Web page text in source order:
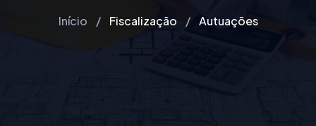
Início Fiscalização Autuações